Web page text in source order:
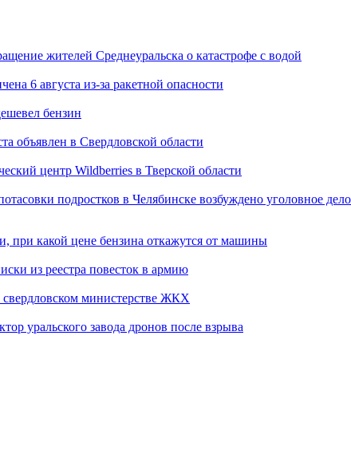
жителей Среднеуральска о катастрофе с водой
6 августа из-за ракетной опасности
бензин
объявлен в Свердловской области
центр Wildberries в Тверской области
подростков в Челябинске возбуждено уголовное дело
при какой цене бензина откажутся от машины
из реестра повесток в армию
министерстве ЖКХ
уральского завода дронов после взрыва